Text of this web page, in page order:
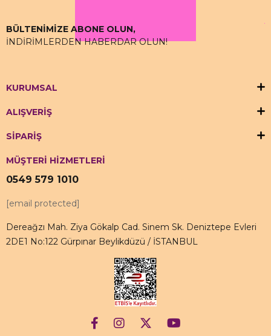
BÜLTENİMİZE ABONE OLUN,
İNDİRİMLERDEN HABERDAR OLUN!
KURUMSAL
ALIŞVERİŞ
SİPARİŞ
MÜŞTERİ HİZMETLERİ
0549 579 1010
[email protected]
Dereağzı Mah. Ziya Gökalp Cad. Sinem Sk. Deniztepe Evleri
2DE1 No:122 Gürpınar Beylikdüzü / İSTANBUL